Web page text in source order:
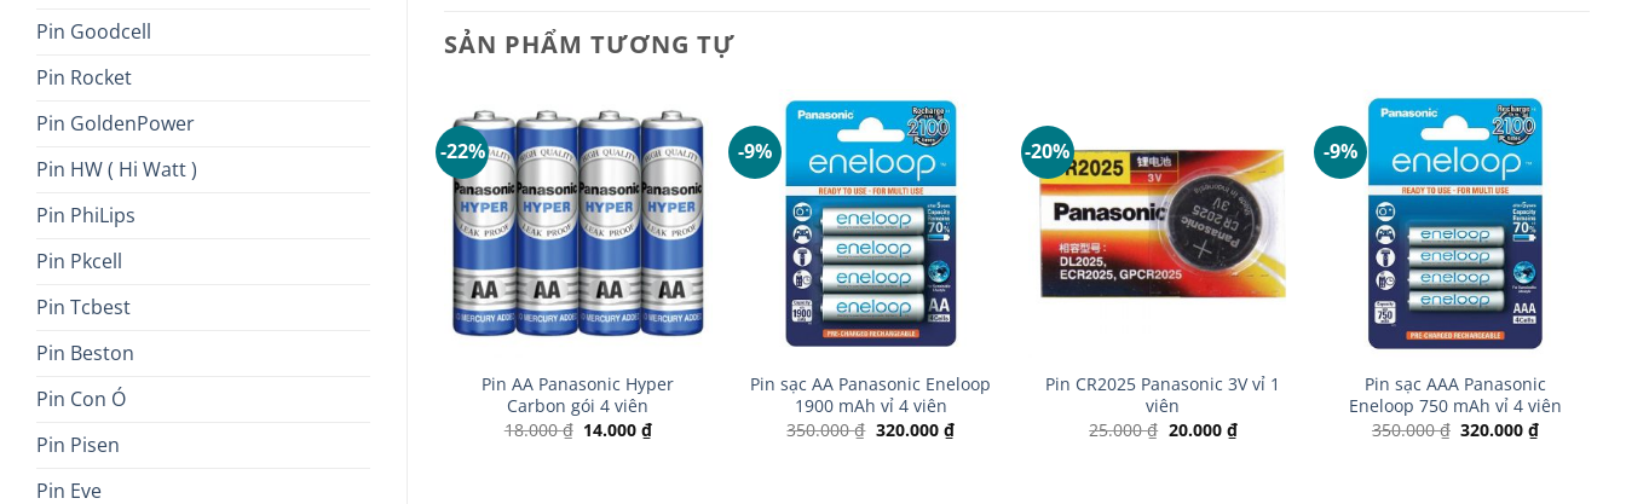
Pin Goodcell
Pin Rocket
Pin GoldenPower
Pin HW ( Hi Watt )
Pin PhiLips
Pin Pkcell
Pin Tcbest
Pin Beston
Pin Con Ó
Pin Pisen
Pin Eve
SẢN PHẨM TƯƠNG TỰ
-22%
+
Pin AA Panasonic Hyper
Carbon gói 4 viên
18.000₫ Giá
14.000₫Giá
-9%
Pin sạc AA Panasonic Eneloop
1900 mAh vỉ 4 viên
350.000₫ Giá
320.000 ₫Giá
hiện
-20%
Pin CR2025 Panasonic 3V vỉ 1
viên
25.000₫ Giá
20.000 ₫Giá
hiện
-9%
Pin sạc AAA Panasonic
Eneloop 750 mAh vỉ 4 viên
350.000₫ Giá
320.000₫Giá
₫.
hiện
là:
14.000 ₫.